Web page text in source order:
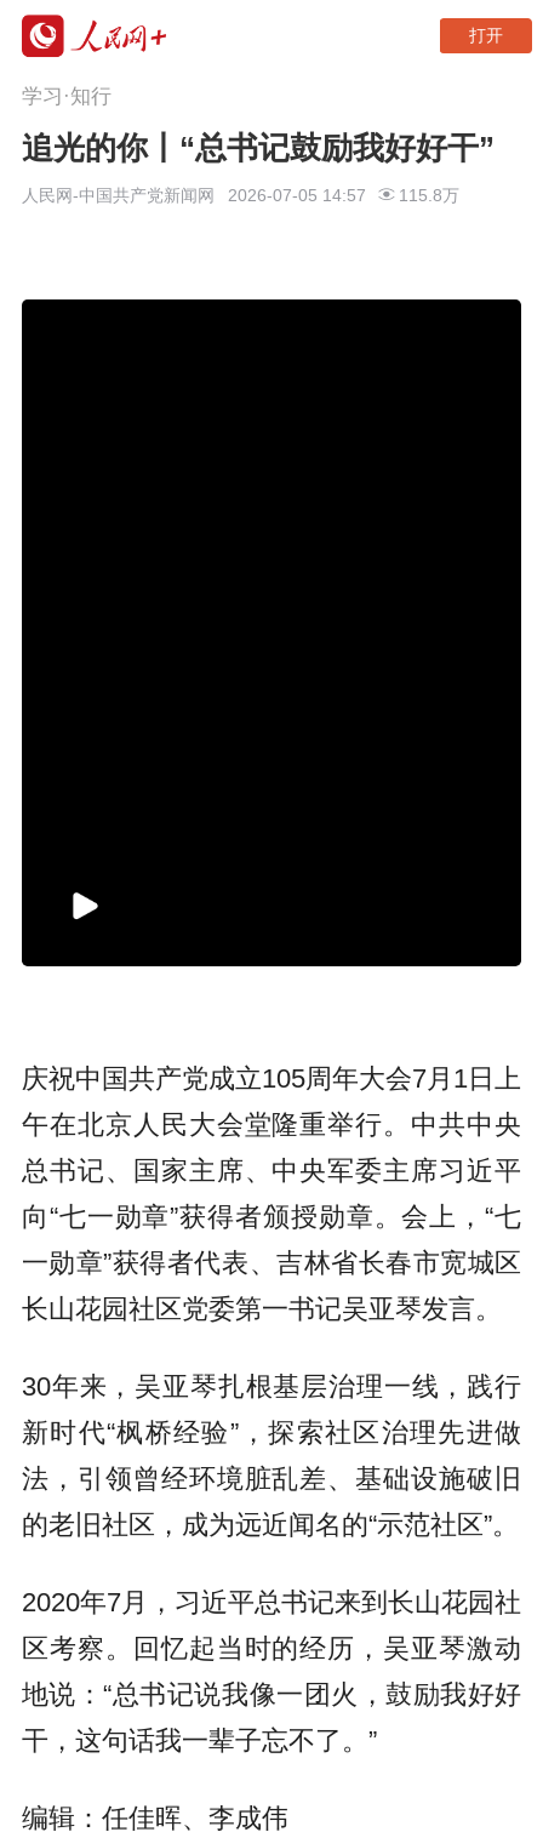
打开
学习·知行
追光的你丨“总书记鼓励我好好干”
人民网-中国共产党新闻网 2026-07-05 14:57 115.8万
庆祝中国共产党成立105周年大会7月1日上
午在北京人民大会堂隆重举行。中共中央
总书记、国家主席、中央军委主席习近平
向“七一勋章”获得者颁授勋章。会上，“七
一勋章”获得者代表、吉林省长春市宽城区
长山花园社区党委第一书记吴亚琴发言。
30年来，吴亚琴扎根基层治理一线，践行
新时代“枫桥经验”，探索社区治理先进做
法，引领曾经环境脏乱差、基础设施破旧
的老旧社区，成为远近闻名的“示范社区”。
2020年7月，习近平总书记来到长山花园社
区考察。回忆起当时的经历，吴亚琴激动
地说：“总书记说我像一团火，鼓励我好好
干，这句话我一辈子忘不了。”
编辑：任佳晖、李成伟